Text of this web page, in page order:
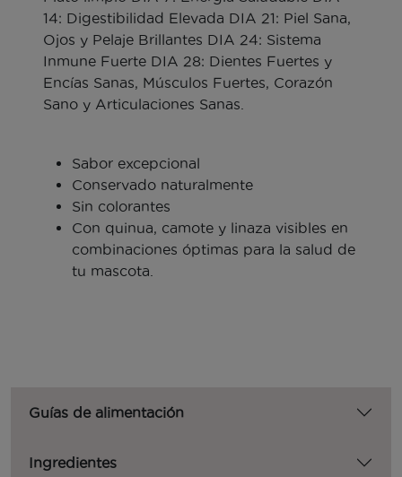
14: Digestibilidad Elevada DIA 21: Piel Sana,
Ojos y Pelaje Brillantes DIA 24: Sistema
Inmune Fuerte DIA 28: Dientes Fuertes y
Encías Sanas, Músculos Fuertes, Corazón
Sano y Articulaciones Sanas.
Sabor excepcional
Conservado naturalmente
Sin colorantes
Con quinua, camote y linaza visibles en
combinaciones óptimas para la salud de
tu mascota.
Guías de alimentación
Ingredientes